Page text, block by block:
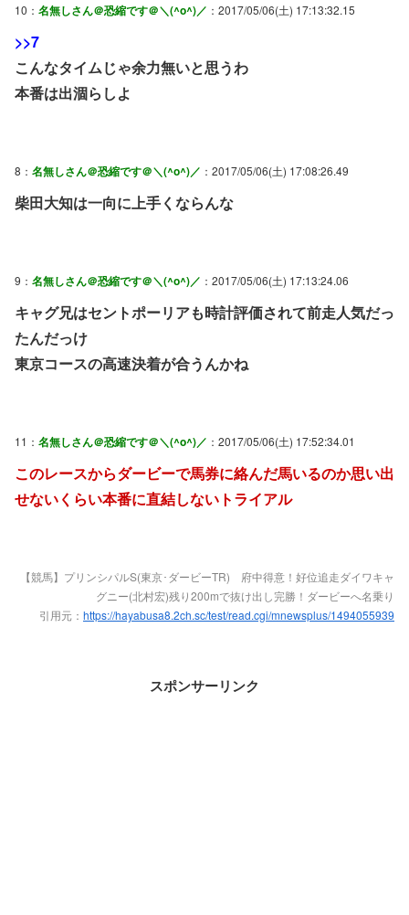
10： 名無しさん＠恐縮です＠＼(^o^)／ ：2017/05/06(土) 17:13:32.15
>>7
こんなタイムじゃ余力無いと思うわ
本番は出涸らしよ
8： 名無しさん＠恐縮です＠＼(^o^)／ ：2017/05/06(土) 17:08:26.49
柴田大知は一向に上手くならんな
9： 名無しさん＠恐縮です＠＼(^o^)／ ：2017/05/06(土) 17:13:24.06
キャグ兄はセントポーリアも時計評価されて前走人気だっ
たんだっけ
東京コースの高速決着が合うんかね
11： 名無しさん＠恐縮です＠＼(^o^)／ ：2017/05/06(土) 17:52:34.01
このレースからダービーで馬券に絡んだ馬いるのか思い出
せないくらい本番に直結しないトライアル
【競馬】プリンシパルS(東京･ダービーTR) 府中得意！好位追走ダイワキャ
グニー(北村宏)残り200mで抜け出し完勝！ダービーへ名乗り
引用元： https://hayabusa8.2ch.sc/test/read.cgi/mnewsplus/1494055939
スポンサーリンク